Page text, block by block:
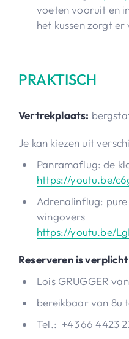
voeten vooruit en
het kussen zorgt
PRAKTISCH
Vertrekplaats:
Je kan kiezen uit
Panramaflug: de
https://youtu.be/
Adrenalinflug:
wingovers
https://youtu.be/
Reserveren is verplicht
Lois GRUGGER
bereikbaar van 8u
Tel.: +43 66 4423